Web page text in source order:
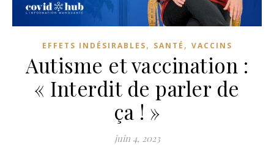
EFFETS INDÉSIRABLES, SANTÉ , VACCINS
Autisme et vaccination :
« Interdit de parler de
ça ! »
juin 4, 2023